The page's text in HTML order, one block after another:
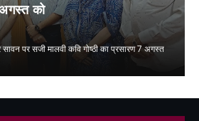
को
पर सजी मालवी कवि गोष्ठी का प्रसारण 7 अगस्त